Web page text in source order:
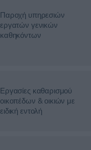
Παροχή υπηρεσιών
εργατών γενικών
καθηκόντων
Εργασίες καθαρισμού
οικοπέδων & οικιών με
ειδική εντολή